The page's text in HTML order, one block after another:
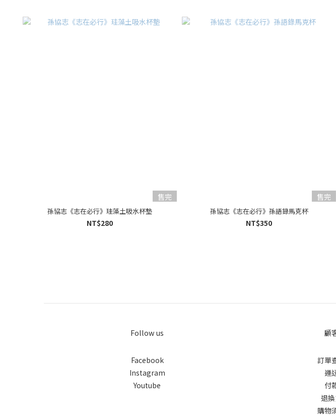
售完
孫協志《志在必行》珪藻土吸水杯墊
NT$280
售完
孫協志《志在必行》孫語錄馬克杯
NT$350
Follow us
Facebook
Instagram
Youtube
顧
訂單
運
付
退
購物